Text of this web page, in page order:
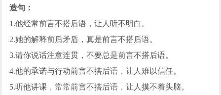
造句：
1.他经常前言不搭后语，让人听不明白。
2.她的解释前后矛盾，真是前言不搭后语。
3.请你说话注意连贯，不要总是前言不搭后语。
4.他的承诺与行动前言不搭后语，让人难以信任。
5.听他讲课，常常前言不搭后语，让人摸不着头脑。